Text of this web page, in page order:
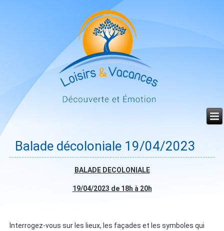
Balade décoloniale 19/04/2023
BALADE DECOLONIALE
19/04/2023 de 18h à 20h
Interrogez-vous sur les lieux, les façades et les symboles qui
précédente
précédent